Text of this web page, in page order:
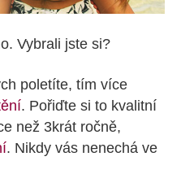
Vybrali jste si?
poletíte, tím více
. Pořiďte si to kvalitní
než 3krát ročně,
. Nikdy vás nenechá ve